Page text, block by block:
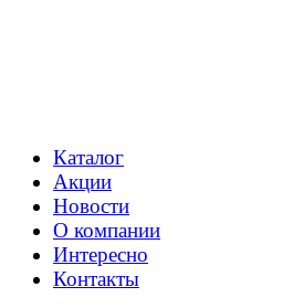
Каталог
Акции
Новости
О компании
Интересно
Контакты